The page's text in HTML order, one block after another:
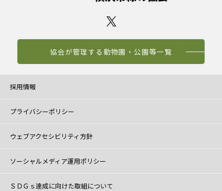
協会が管理する動物園・公園等一覧
採用情報
プライバシーポリシー
ウェブアクセシビリティ方針
ソーシャルメディア運用ポリシー
ＳＤＧｓ達成に向けた取組について